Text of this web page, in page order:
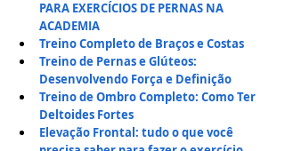
PARA EXERCÍCIOS DE PERNAS NA
ACADEMIA
Treino Completo de Braços e Costas
Treino de Pernas e Glúteos:
Desenvolvendo Força e Definição
Treino de Ombro Completo: Como Ter
Deltoides Fortes
Elevação Frontal: tudo o que você